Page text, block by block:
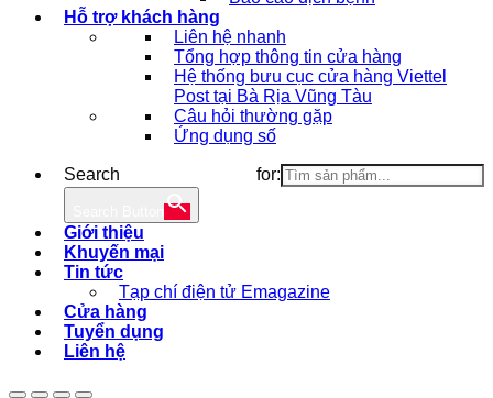
Hỗ trợ khách hàng
Liên hệ nhanh
Tổng hợp thông tin cửa hàng
Hệ thống bưu cục cửa hàng Viettel
Post tại Bà Rịa Vũng Tàu
Câu hỏi thường gặp
Ứng dụng số
Search for:
Giới thiệu
Khuyến mại
Tin tức
Tạp chí điện tử Emagazine
Cửa hàng
Tuyển dụng
Liên hệ